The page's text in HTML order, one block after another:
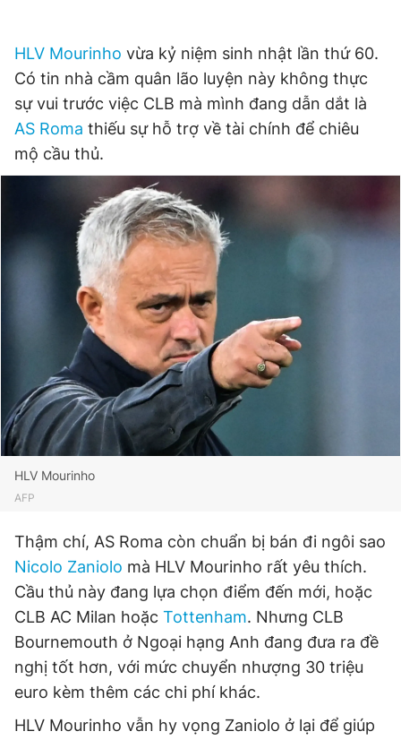
Thông tin tòa soạn Liên hệ quảng cáo
Đọc Thanh Niên trên điện thoại
Theo dõi báo trên
0906 645 777
Liên hệ quảng cáo
0908 780 404
Đặt báo Quảng cáo RSS Tòa soạn
Tổng biên tập: Nguyễn Ngọc Toàn
Phó tổng biên tập thường trực: Hải Thành
Phó tổng biên tập: Lâm Hiếu Dũng
Phó tổng biên tập: Trần Việt Hưng
Giấy phép xuất bản số 110/GP - BTTTT cấp ngày 24.3.2020
© 2003-2026 Bản quyền thuộc về Báo Thanh Niên. Cấm sao
chép dưới mọi hình thức nếu không có sự chấp thuận bằng văn
bản. Phát triển bởi ePi Technologies, JSC.
HLV Mourinho vừa kỷ niệm sinh nhật lần thứ 60.
Có tin nhà cầm quân lão luyện này không thực
sự vui trước việc CLB mà mình đang dẫn dắt là
AS Roma thiếu sự hỗ trợ về tài chính để chiêu
mộ cầu thủ.
HLV Mourinho
AFP
Thậm chí, AS Roma còn chuẩn bị bán đi ngôi sao
Nicolo Zaniolo mà HLV Mourinho rất yêu thích.
Cầu thủ này đang lựa chọn điểm đến mới, hoặc
CLB AC Milan hoặc Tottenham. Nhưng CLB
Bournemouth ở Ngoại hạng Anh đang đưa ra đề
nghị tốt hơn, với mức chuyển nhượng 30 triệu
euro kèm thêm các chi phí khác.
HLV Mourinho vẫn hy vọng Zaniolo ở lại để giúp